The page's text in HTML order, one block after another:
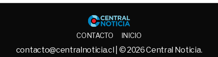
Central
CONTACTO INICIO
contacto@centralnoticia.cl | © 2026 Central Noticia.